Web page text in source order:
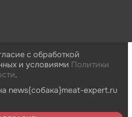
с обработкой
и условиями Политики
.
news{собака}meat-expert.ru